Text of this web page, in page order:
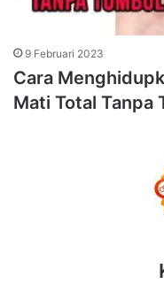
9 Februari 2023
Cara
Mati Total Tanpa